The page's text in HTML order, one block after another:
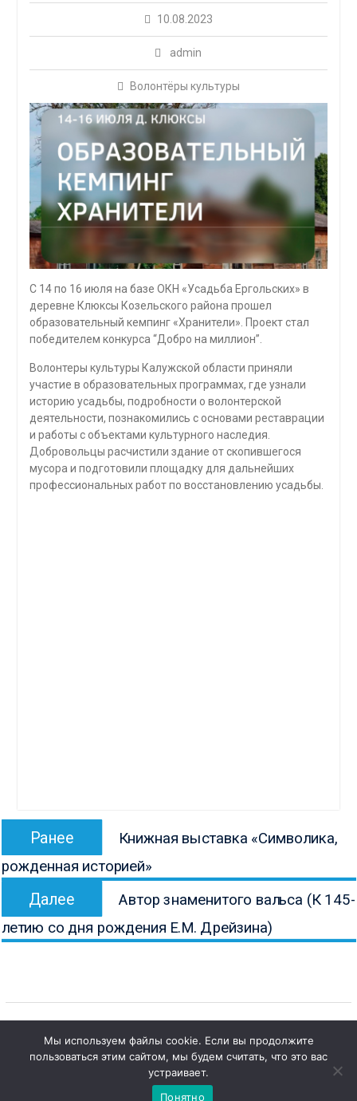
10.08.2023
admin
Волонтёры культуры
С 14 по 16 июля на базе ОКН «Усадьба Ергольских» в
деревне Клюксы Козельского района прошел
образовательный кемпинг «Хранители». Проект стал
победителем конкурса “Добро на миллион”.
Волонтеры культуры Калужской области приняли
участие в образовательных программах, где узнали
историю усадьбы, подробности о волонтерской
деятельности, познакомились с основами реставрации
и работы с объектами культурного наследия.
Добровольцы расчистили здание от скопившегося
мусора и подготовили площадку для дальнейших
профессиональных работ по восстановлению усадьбы.
Навигация
записям
Ранее
запись:
Книжная выставка «Символика,
рожденная историей»
Далее
запись:
Автор знаменитого вальса (К 145-
летию со дня рождения Е.М. Дрейзина)
Copyright © Все права защищены.
КОНБ им. В.Г. Белинского
Мы используем файлы cookie. Если вы продолжите
пользоваться этим сайтом, мы будем считать, что это вас
устраивает.
Понятно
1
Чат с
администратором